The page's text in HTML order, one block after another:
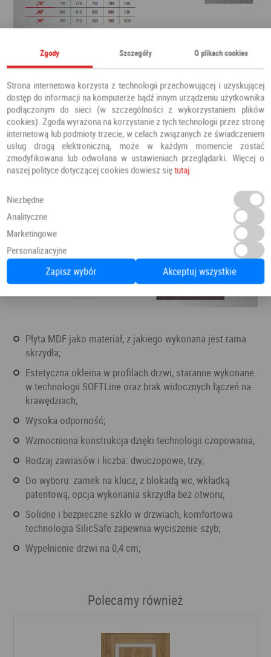
płyta MDF jako materiał, z jakiego wykonana jest rama
skrzydła;
estetyczna okleina w profilach drzwi, staranne wykonane
w technologii SOFTLine oraz brak widocznych łączeń na
krawędziach;
wysoka odporność;
wzmocniona konstrukcja dzięki technologii czopowania;
rodzaj zawiasów i liczba: dwuczopowe, trzy;
do wyboru: zamek na klucz, z blokadą wc, wkładką
patentową, opcja wykonania skrzydła bez otworu;
solidne i bezpieczne szkło w drzwiach, komfortowa
technologia SilicSafe zapewnia wyciszenie szyb;
wypełnienie drzwi na 0,4 cm;
Polecamy również
Zgody Szczegóły O plikach cookies
Strona internetowa korzysta z technologii przechowującej i uzyskującej
dostęp do informacji na komputerze bądź innym urządzeniu użytkownika
podłączonym do sieci (w szczególności z wykorzystaniem plików
cookies). Zgoda wyrażona na korzystanie z tych technologii przez stronę
internetową lub podmioty trzecie, w celach związanych ze świadczeniem
usług drogą elektroniczną, może w każdym momencie zostać
zmodyfikowana lub odwołana w ustawieniach przeglądarki. Więcej o
naszej polityce dotyczącej cookies dowiesz siętutaj
Niezbędne
Analityczne
Marketingowe
Personalizacyjne
Zapisz wybór Akceptuj wszystkie